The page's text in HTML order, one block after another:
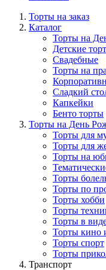
Торты на заказ
Каталог
Торты на
Детские
Свадебные
Торты на
Сладкий
Капкейки
Бенто торты
Торты на День
Торты для
Торты для
Торты на
Торты
Торты по
Торты хобби
Торты
Торты в
Торты кино
Торты спорт
Торты
Транспорт